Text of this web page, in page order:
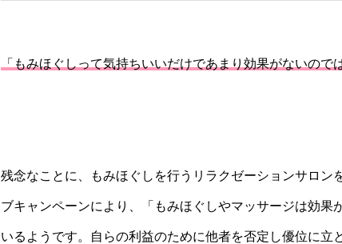
「もみほぐしって気持ちいいだけであまり効果がないので
残念なことに、もみほぐしを行うリラクゼーションサロ
ブキャンペーンにより、「もみほぐしやマッサージは効
いるようです。自らの利益のために他者を否定し優位に